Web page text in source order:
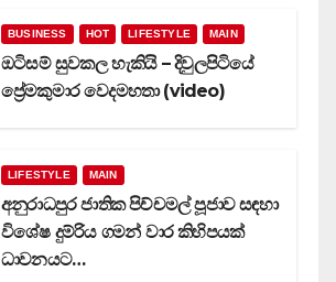
BUSINESS HOT LIFESTYLE MAIN
ඔටිසම් සුවකල හැකියි – දිවුලපිටියේ
ප්‍රේමකුමාර වෙදමහතා (video)
LIFESTYLE MAIN
අනුරාධපුර ජාතික පිච්චමල් පූජාව සඳහා
විශේෂ දුම්රිය ගමන් වාර කිහිපයක්
ධාවනයට…